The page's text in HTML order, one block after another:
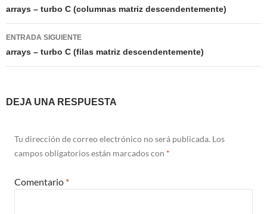
de
entradas
arrays – turbo C (columnas matriz descendentemente)
ENTRADA SIGUIENTE
arrays – turbo C (filas matriz descendentemente)
DEJA UNA RESPUESTA
Tu dirección de correo electrónico no será publicada. Los
campos obligatorios están marcados con *
Comentario *